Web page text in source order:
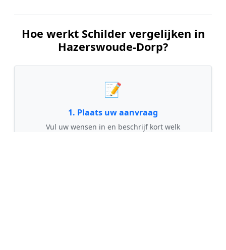
Hoe werkt Schilder vergelijken in
Hazerswoude-Dorp?
📝
1. Plaats uw aanvraag
Vul uw wensen in en beschrijf kort welk